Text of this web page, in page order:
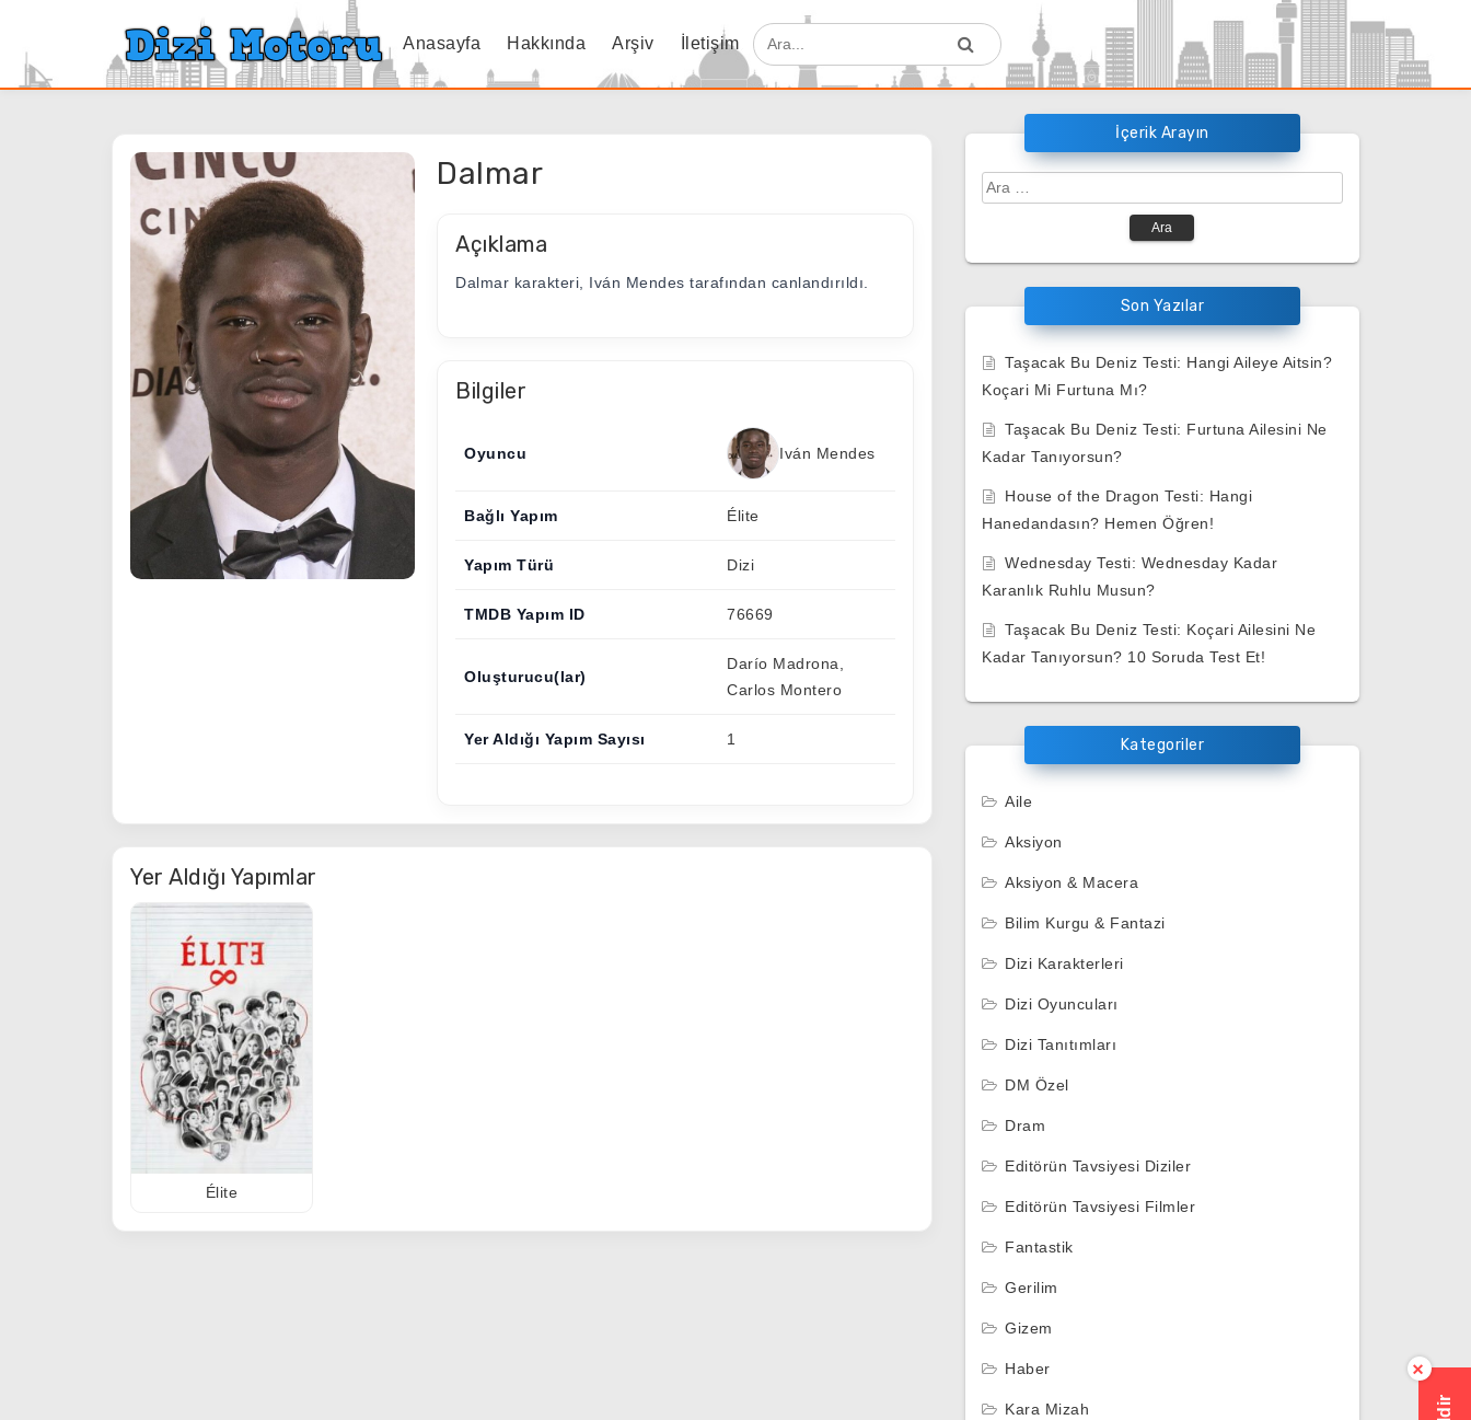
Anasayfa Hakkında Arşiv İletişim
Dalmar
Açıklama
Dalmar karakteri, Iván Mendes tarafından canlandırıldı.
Bilgiler
Oyuncu Iván Mendes
Bağlı Yapım Élite
Yapım Türü Dizi
TMDB Yapım ID 76669
Oluşturucu(lar)
Darío Madrona,
Carlos Montero
Yer Aldığı Yapım Sayısı 1
Yer Aldığı Yapımlar
Élite
İçerik Arayın
Arama:
Son Yazılar
Taşacak Bu Deniz Testi: Hangi Aileye Aitsin?
Koçari Mi Furtuna Mı?
Taşacak Bu Deniz Testi: Furtuna Ailesini Ne
Kadar Tanıyorsun?
House of the Dragon Testi: Hangi
Hanedandasın? Hemen Öğren!
Wednesday Testi: Wednesday Kadar
Karanlık Ruhlu Musun?
Taşacak Bu Deniz Testi: Koçari Ailesini Ne
Kadar Tanıyorsun? 10 Soruda Test Et!
Kategoriler
Aile
Aksiyon
Aksiyon & Macera
Bilim Kurgu & Fantazi
Dizi Karakterleri
Dizi Oyuncuları
Dizi Tanıtımları
DM Özel
Dram
Editörün Tavsiyesi Diziler
Editörün Tavsiyesi Filmler
Fantastik
Gerilim
Gizem
Haber
Kara Mizah
×